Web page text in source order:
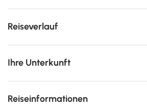
Reiseverlauf
beeindruckende Elblandschaften und
Während Sie entspannt über die Elbe
Ihre Unterkunft
Super 8 by Wnydham
Das moderne3-Sterne-Hotel Super 8
Reiseinformationen